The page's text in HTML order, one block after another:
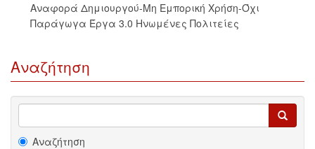
Αναφορά Δημιουργού-Μη Εμπορική Χρήση-Όχι
Παράγωγα Έργα 3.0 Ηνωμένες Πολιτείες
Αναζήτηση
Αναζήτηση